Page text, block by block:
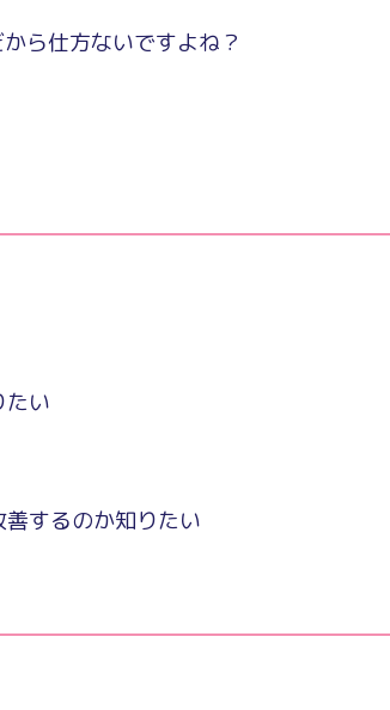
ら仕方ないですよね？
たい
するのか知りたい